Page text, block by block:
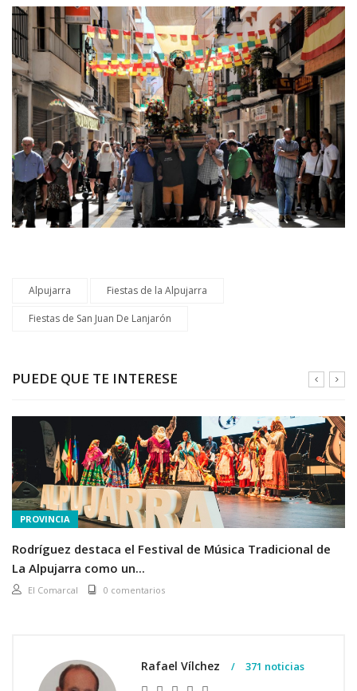
Alpujarra Fiestas de la Alpujarra
Fiestas de San Juan De Lanjarón
PUEDE QUE TE INTERESE
PROVINCIA
Rodríguez destaca el Festival de Música Tradicional de
La Alpujarra como un...
El Comarcal 0 comentarios
Rafael Vílchez 371 noticias